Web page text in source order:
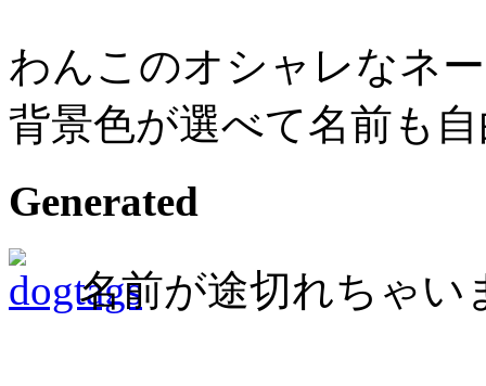
わんこのオシャレなネ
背景色が選べて名前も
Generated
名前が途切れちゃい